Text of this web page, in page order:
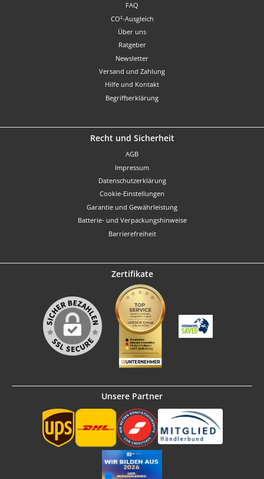
FAQ
CO²-Ausgleich
Über uns
Ratgeber
Newsletter
Versand und Zahlung
Hilfe und Kontakt
Begriffserklärung
Recht und Sicherheit
AGB
Impressum
Datenschutzerklärung
Cookie-Einstellungen
Garantie und Gewährleistung
Batterie- und Verpackungshinweise
Barrierefreiheit
Zertifikate
Unsere Partner